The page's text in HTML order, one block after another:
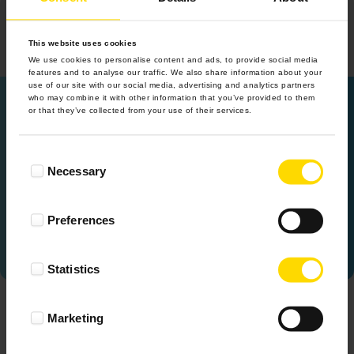
This website uses cookies
We use cookies to personalise content and ads, to provide social media
features and to analyse our traffic. We also share information about your
use of our site with our social media, advertising and analytics partners
who may combine it with other information that you’ve provided to them
or that they’ve collected from your use of their services.
SelectionNecessary
Preferences
Statistics
Marketing
Twoje fotoprezenty zawsze pod ręką!
Udostępnij znajomym: